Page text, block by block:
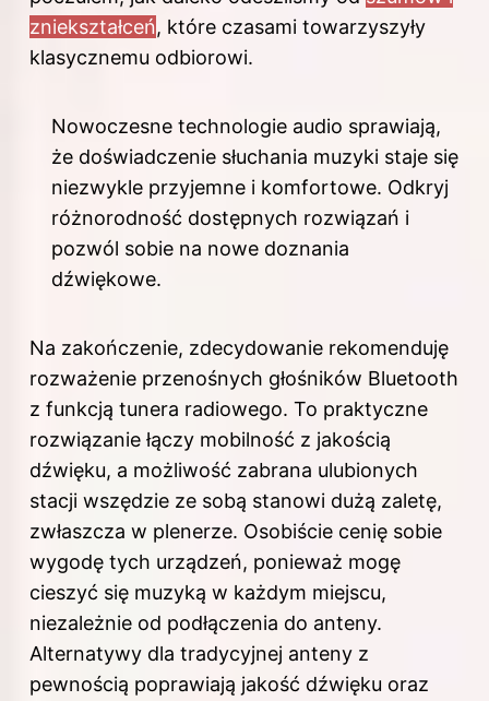
zniekształceń, które czasami towarzyszyły
klasycznemu odbiorowi.
Nowoczesne technologie audio sprawiają,
że doświadczenie słuchania muzyki staje się
niezwykle przyjemne i komfortowe. Odkryj
różnorodność dostępnych rozwiązań i
pozwól sobie na nowe doznania
dźwiękowe.
Na zakończenie, zdecydowanie rekomenduję
rozważenie przenośnych głośników Bluetooth
z funkcją tunera radiowego. To praktyczne
rozwiązanie łączy mobilność z jakością
dźwięku, a możliwość zabrana ulubionych
stacji wszędzie ze sobą stanowi dużą zaletę,
zwłaszcza w plenerze. Osobiście cenię sobie
wygodę tych urządzeń, ponieważ mogę
cieszyć się muzyką w każdym miejscu,
niezależnie od podłączenia do anteny.
Alternatywy dla tradycyjnej anteny z
pewnością poprawiają jakość dźwięku oraz